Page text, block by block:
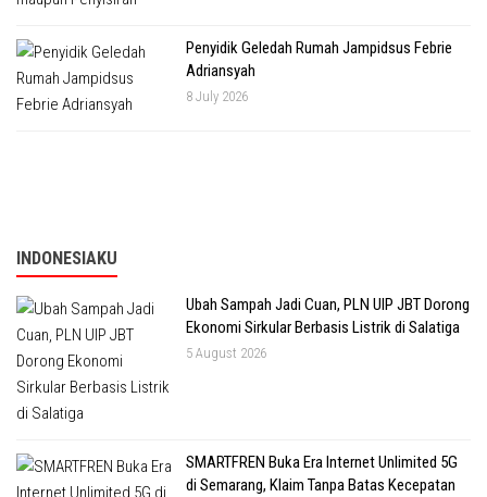
Penyidik Geledah Rumah Jampidsus Febrie
Adriansyah
8 July 2026
INDONESIAKU
Ubah Sampah Jadi Cuan, PLN UIP JBT Dorong
Ekonomi Sirkular Berbasis Listrik di Salatiga
5 August 2026
SMARTFREN Buka Era Internet Unlimited 5G
di Semarang, Klaim Tanpa Batas Kecepatan